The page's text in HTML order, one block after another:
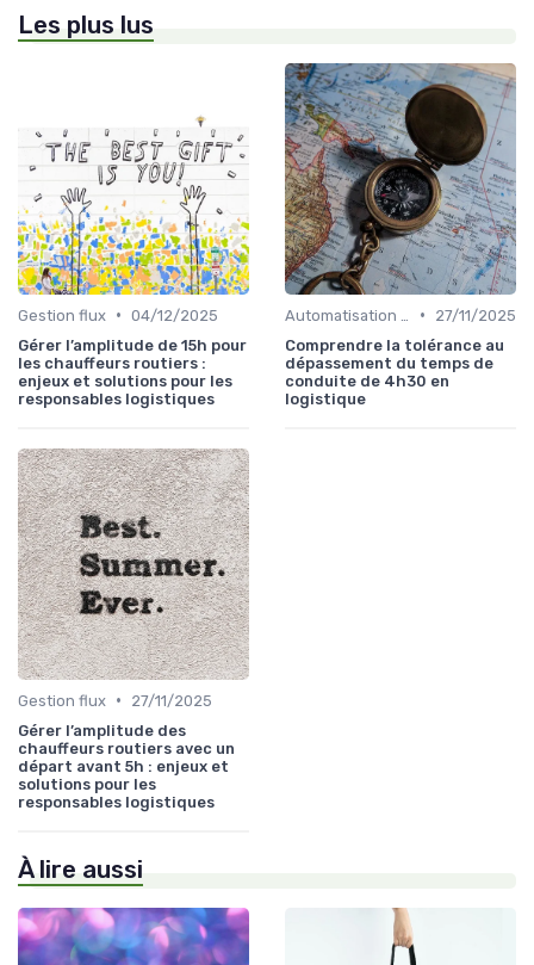
Les plus lus
Gestion flux • 04/12/2025
Gérer l’amplitude de 15h pour
les chauffeurs routiers :
enjeux et solutions pour les
responsables logistiques
•
27/11/2025
Comprendre la tolérance au
dépassement du temps de
conduite de 4h30 en
logistique
Gestion flux •
27/11/2025
Gérer l’amplitude des
chauffeurs routiers avec un
départ avant 5h : enjeux et
solutions pour les
responsables logistiques
À lire aussi